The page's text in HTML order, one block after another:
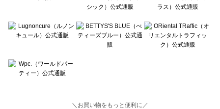
＼お買い物をもっと便利に／